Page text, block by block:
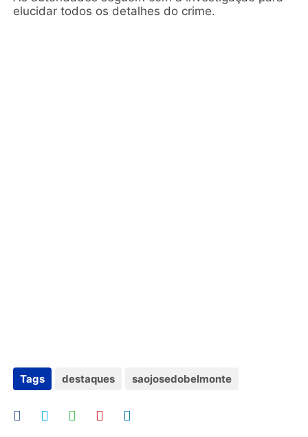
elucidar todos os detalhes do crime.
Tags destaques saojosedobelmonte